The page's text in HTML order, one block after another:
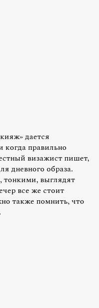
дается
когда правильно
визажист пишет,
дневного образа.
тонкими, выглядят
все же стоит
также помнить, что